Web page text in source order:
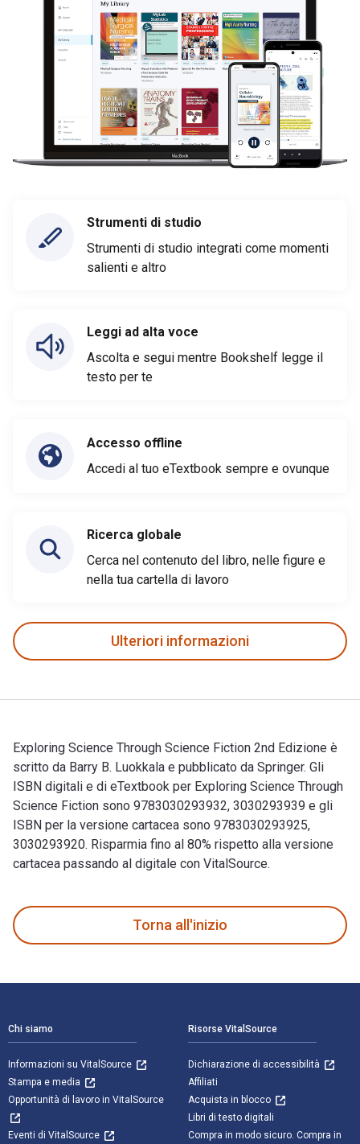
Strumenti di studio
Strumenti di studio integrati come momenti
salienti e altro
Leggi ad alta voce
Ascolta e segui mentre Bookshelf legge il
testo per te
Accesso offline
Accedi al tuo eTextbook sempre e ovunque
Ricerca globale
Cerca nel contenuto del libro, nelle figure e
nella tua cartella di lavoro
Ulteriori informazioni
Exploring Science Through Science Fiction 2nd Edizione è
scritto da Barry B. Luokkala e pubblicato da Springer. Gli
ISBN digitali e di eTextbook per Exploring Science Through
Science Fiction sono 9783030293932, 3030293939 e gli
ISBN per la versione cartacea sono 9783030293925,
3030293920. Risparmia fino al 80% rispetto alla versione
cartacea passando al digitale con VitalSource.
Torna all'inizio
Chi siamo
Informazioni su VitalSource
Stampa e media
Opportunità di lavoro in VitalSource
Eventi di VitalSource
Risorse VitalSource
Dichiarazione di accessibilità
Affiliati
Acquista in blocco
Libri di testo digitali
Compra in modo sicuro. Compra in